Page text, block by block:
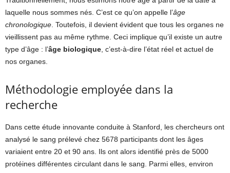
laquelle nous sommes nés. C’est ce qu’on appelle l’âge
chronologique . Toutefois, il devient évident que tous les organes ne
vieillissent pas au même rythme. Ceci implique qu’il existe un autre
type d’âge : l’âge biologique , c’est-à-dire l’état réel et actuel de
nos organes.
Méthodologie employée dans la
recherche
Dans cette étude innovante conduite à Stanford, les chercheurs ont
analysé le sang prélevé chez 5678 participants dont les âges
variaient entre 20 et 90 ans. Ils ont alors identifié près de 5000
protéines différentes circulant dans le sang. Parmi elles, environ